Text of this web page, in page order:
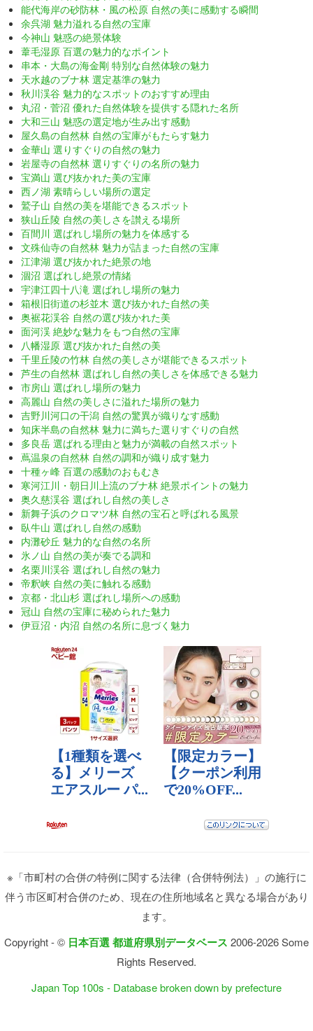
能代海岸の砂防林・風の松原 自然の美に感動する瞬間
余呉湖 魅力溢れる自然の宝庫
今神山 魅惑の絶景体験
葦毛湿原 百選の魅力的なポイント
串本・大島の海金剛 特別な自然体験の魅力
天水越のブナ林 選定基準の魅力
秋川渓谷 魅力的なスポットのおすすめ理由
丸沼・菅沼 優れた自然体験を提供する隠れた名所
大和三山 魅惑の選定地が生み出す感動
屋久島の自然林 自然の宝庫がもたらす魅力
金華山 選りすぐりの自然の魅力
岩屋寺の自然林 選りすぐりの名所の魅力
宝満山 選び抜かれた美の宝庫
西ノ湖 素晴らしい場所の選定
鷲子山 自然の美を堪能できるスポット
狭山丘陵 自然の美しさを讃える場所
百間川 選ばれし場所の魅力を体感する
文殊仙寺の自然林 魅力が詰まった自然の宝庫
江津湖 選び抜かれた絶景の地
涸沼 選ばれし絶景の情緒
宇津江四十八滝 選ばれし場所の魅力
箱根旧街道の杉並木 選び抜かれた自然の美
奥裾花渓谷 自然の選び抜かれた美
面河渓 絶妙な魅力をもつ自然の宝庫
八幡湿原 選び抜かれた自然の美
千里丘陵の竹林 自然の美しさが堪能できるスポット
芦生の自然林 選ばれし自然の美しさを体感できる魅力
市房山 選ばれし場所の魅力
高麗山 自然の美しさに溢れた場所の魅力
吉野川河口の干潟 自然の驚異が織りなす感動
知床半島の自然林 魅力に満ちた選りすぐりの自然
多良岳 選ばれる理由と魅力が満載の自然スポット
蔦温泉の自然林 自然の調和が織り成す魅力
十種ヶ峰 百選の感動のおもむき
寒河江川・朝日川上流のブナ林 絶景ポイントの魅力
奥久慈渓谷 選ばれし自然の美しさ
新舞子浜のクロマツ林 自然の宝石と呼ばれる風景
臥牛山 選ばれし自然の感動
内灘砂丘 魅力的な自然の名所
氷ノ山 自然の美が奏でる調和
名栗川渓谷 選ばれし自然の魅力
帝釈峡 自然の美に触れる感動
京都・北山杉 選ばれし場所への感動
冠山 自然の宝庫に秘められた魅力
伊豆沼・内沼 自然の名所に息づく魅力
※「市町村の合併の特例に関する法律（合併特例法）」の施行に
伴う市区町村合併のため、現在の住所地域名と異なる場合があり
ます。
Copyright - © 日本百選 都道府県別データベース 2006-2026 Some
Rights Reserved.
Japan Top 100s - Database broken down by prefecture